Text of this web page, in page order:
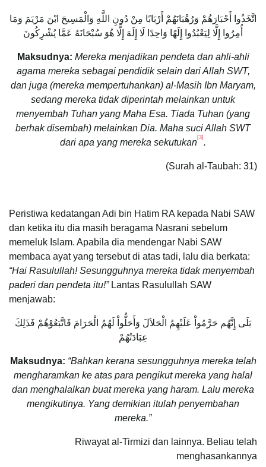
اتَّخَذُوا أَحْبَارَهُمْ وَرُهْبَانَهُمْ أَرْبَابًا مِنْ دُونِ اللَّهِ وَالْمَسِيحَ ابْنَ مَرْيَمَ وَمَا
أُمِرُوا إِلَّا لِيَعْبُدُوا إِلَهًا وَاحِدًا لَا إِلَهَ إِلَّا هُوَ سُبْحَانَهُ عَمَّا يُشْرِكُونَ
Maksudnya: Mereka menjadikan pendeta dan ahli-ahli
agama mereka sebagai pendidik selain dari Allah SWT,
dan juga (mereka mempertuhankan) al-Masih Ibn Maryam,
sedang mereka tidak diperintah melainkan untuk
menyembah Tuhan yang Maha Esa. Tiada Tuhan (yang
berhak disembah) melainkan Dia. Maha suci Allah SWT
dari apa yang mereka sekutukan[3] .
(Surah al-Taubah: 31)
Peristiwa kedatangan Adi bin Hatim RA kepada Nabi SAW
dan ketika itu dia masih beragama Nasrani sebelum
memeluk Islam. Apabila dia mendengar Nabi SAW
membaca ayat yang tersebut di atas tadi, lalu dia berkata:
“Hai Rasulullah! Sesungguhnya mereka tidak menyembah
paderi dan pendeta itu!” Lantas Rasulullah SAW
menjawab:
بَلَى إِنَّهُم حَرَّمُواْ عَلَيْهِمُ الْحَلاَلَ وَأَحَلُّواْ لَهُمُ الْحَرَامَ فَاتَّبَعُوْهُمْ فَذَلِكَ
عِبَادَتُهُمْ
Maksudnya: “Bahkan kerana sesungguhnya mereka telah
mengharamkan ke atas para pengikut mereka yang halal
dan menghalalkan buat mereka yang haram. Lalu mereka
mengikutinya. Yang demikian itulah penyembahan
mereka.”
Riwayat al-Tirmizi dan lainnya. Beliau telah
menghasankannya